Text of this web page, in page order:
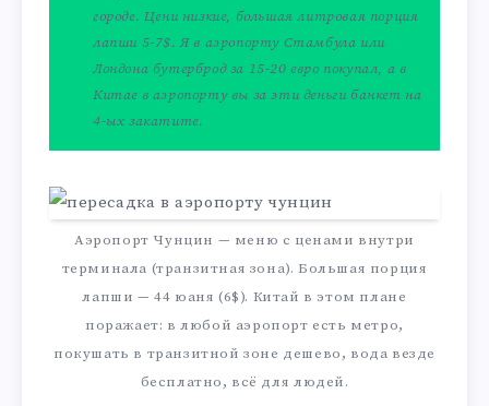
городе. Цени низкие, большая литровая порция
лапши 5-7$. Я в аэропорту Стамбула или
Лондона бутерброд за 15-20 евро покупал, а в
Китае в аэропорту вы за эти деньги банкет на
4-ых закатите.
Аэропорт Чунцин — меню с ценами внутри
терминала (транзитная зона). Большая порция
лапши — 44 юаня (6$). Китай в этом плане
поражает: в любой аэропорт есть метро,
покушать в транзитной зоне дешево, вода везде
бесплатно, всё для людей.